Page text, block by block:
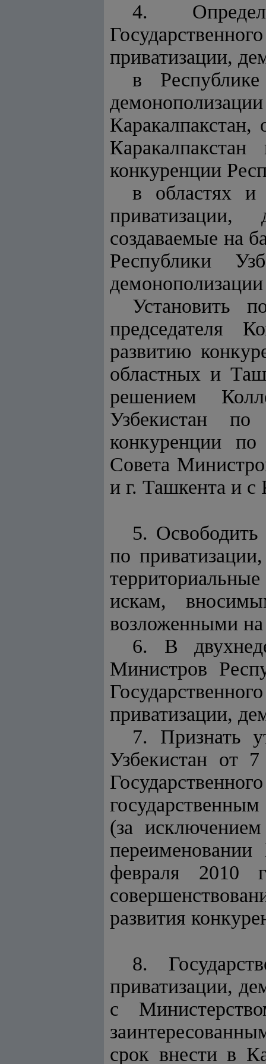
4.
приватизации,
в
конкуренции
в областях и
создаваемые на
Республики
Установить
председателя
развитию
областных и
решением
Узбекистан по
конкуренции по
Совета
и г. Ташкента и с
5. Освободить
по
искам,
возложенными
6. В
Министров
приватизации,
7. Признать
Узбекистан от
(за
февраля 2010
развития
8.
приватизации,
с
срок внести в